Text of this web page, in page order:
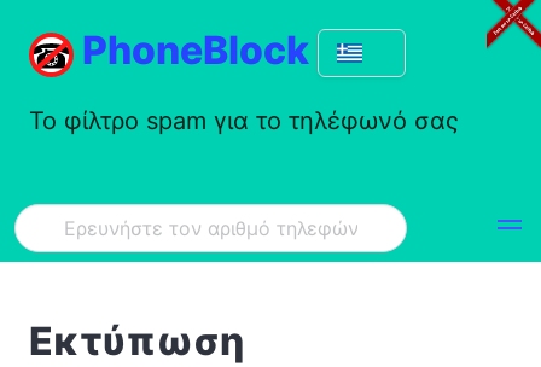
PhoneBlock
Το φίλτρο spam για το τηλέφωνό σας
Εκτύπωση